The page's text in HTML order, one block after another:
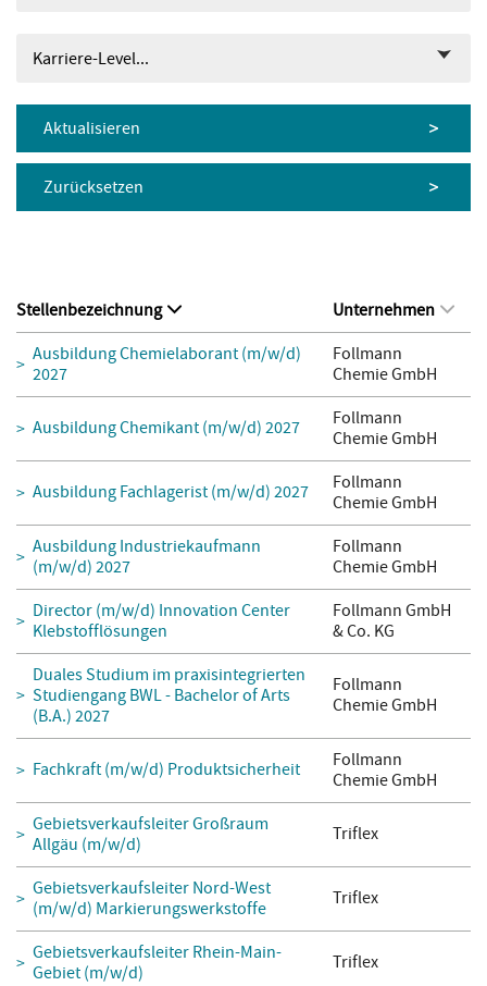
Karriere-Level...
Aktualisieren
Zurücksetzen
Stellenbezeichnung
Unternehmen
Ausbildung Chemielaborant (m/w/d)
2027
Follmann
Chemie GmbH
Ausbildung Chemikant (m/w/d) 2027
Follmann
Chemie GmbH
Ausbildung Fachlagerist (m/w/d) 2027
Follmann
Chemie GmbH
Ausbildung Industriekaufmann
(m/w/d) 2027
Follmann
Chemie GmbH
Director (m/w/d) Innovation Center
Klebstofflösungen
Follmann GmbH
& Co. KG
Duales Studium im praxisintegrierten
Studiengang BWL - Bachelor of Arts
(B.A.) 2027
Follmann
Chemie GmbH
Fachkraft (m/w/d) Produktsicherheit
Follmann
Chemie GmbH
Gebietsverkaufsleiter Großraum
Allgäu (m/w/d)
Triflex
Gebietsverkaufsleiter Nord-West
(m/w/d) Markierungswerkstoffe
Triflex
Gebietsverkaufsleiter Rhein-Main-
Gebiet (m/w/d)
Triflex